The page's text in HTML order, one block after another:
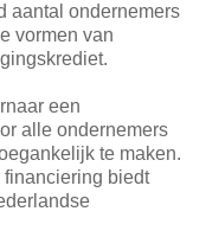
aantal ondernemers
vormen van
een
alle ondernemers
te maken.
biedt